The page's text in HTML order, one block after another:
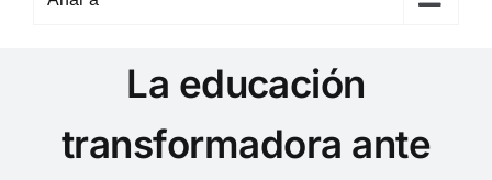
La educación
transformadora ante